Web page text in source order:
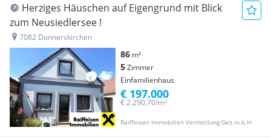
Herziges Häuschen auf Eigengrund mit Blick
zum Neusiedlersee !
7082 Donnerskirchen
86 m²
5Zimmer
Einfamilienhaus
Raiffeisen Immobilien Vermittlung Ges.m.b.H.
€ 2.290,70/m²
€ 197.000